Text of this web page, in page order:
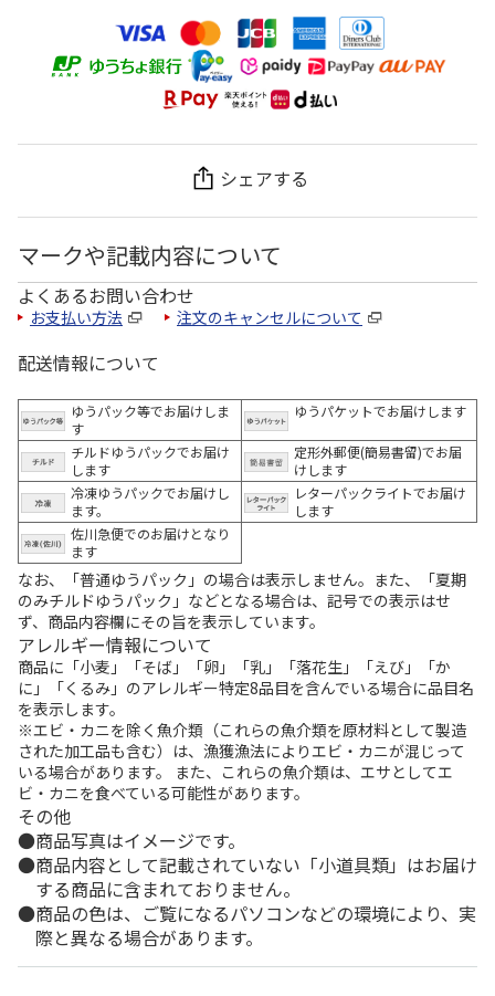
シェアする
マークや記載内容について
よくあるお問い合わせ
お支払い方法 注文のキャンセルについて
配送情報について
ゆうパック等でお届けしま
す
ゆうパケットでお届けします
チルドゆうパックでお届け
します
定形外郵便(簡易書留)でお届
けします
冷凍ゆうパックでお届けし
ます。
レターパックライトでお届け
します
佐川急便でのお届けとなり
ます
なお、「普通ゆうパック」の場合は表示しません。また、「夏期
のみチルドゆうパック」などとなる場合は、記号での表示はせ
ず、商品内容欄にその旨を表示しています。
アレルギー情報について
商品に「小麦」「そば」「卵」「乳」「落花生」「えび」「か
に」「くるみ」のアレルギー特定8品目を含んでいる場合に品目名
を表示します。
※エビ・カニを除く魚介類（これらの魚介類を原材料として製造
された加工品も含む）は、漁獲漁法によりエビ・カニが混じって
いる場合があります。 また、これらの魚介類は、エサとしてエ
ビ・カニを食べている可能性があります。
その他
商品写真はイメージです。
商品内容として記載されていない「小道具類」はお届け
する商品に含まれておりません。
商品の色は、ご覧になるパソコンなどの環境により、実
際と異なる場合があります。